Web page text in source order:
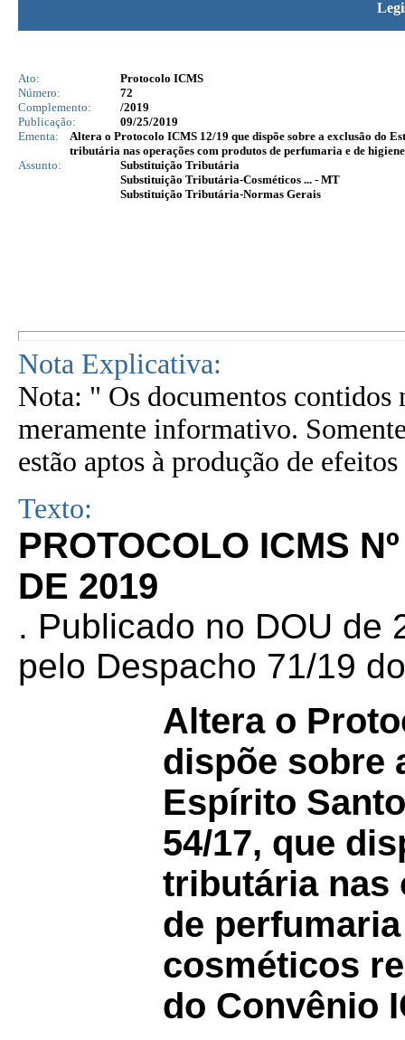
Ato:
Protocolo ICMS
Número:
72
Complemento:
/2019
Publicação:
09/25/2019
Ementa:
Altera o Protocolo ICMS 12/19 que dispõe sobre a exclusão do
tributária nas operações com produtos de perfumaria e de
Assunto:
Substituição Tributária
Substituição Tributária-Cosméticos ... - MT
Substituição Tributária-Normas Gerais
Nota Explicativa:
Nota: " Os documentos contidos
meramente informativo.
estão aptos à produção de
Texto:
PROTOCOLO ICMS
DE 2019
. Publicado no DOU de
pelo Despacho 71/19
Altera o
dispõe sobre
Espírito
54/17, que
tributária nas
de
cosméticos
do Convênio